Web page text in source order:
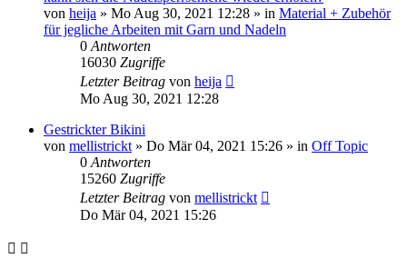
von heija » Mo Aug 30, 2021 12:28 » in Material + Zubehör
für jegliche Arbeiten mit Garn und Nadeln
0 Antworten
16030 Zugriffe
Letzter Beitrag von heija
Mo Aug 30, 2021 12:28
Gestrickter Bikini
von mellistrickt » Do Mär 04, 2021 15:26 » in Off Topic
0 Antworten
15260 Zugriffe
Letzter Beitrag von mellistrickt
Do Mär 04, 2021 15:26